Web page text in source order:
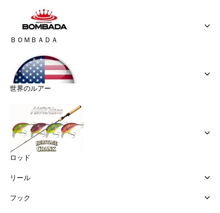
ＢＯＭＢＡＤＡ
世界のルアー
ロッド
リール
フック